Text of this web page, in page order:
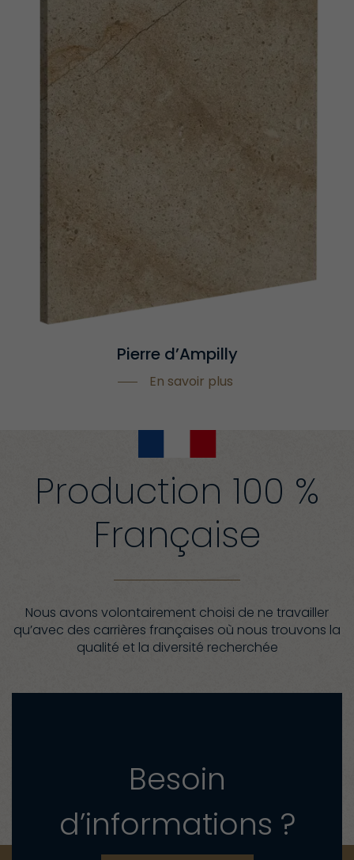
Pierre d’Ampilly
En savoir plus
Production 100 %
Française
Nous avons volontairement choisi de ne travailler
qu’avec des carrières françaises où nous trouvons la
qualité et la diversité recherchée
Besoin
d’informations ?